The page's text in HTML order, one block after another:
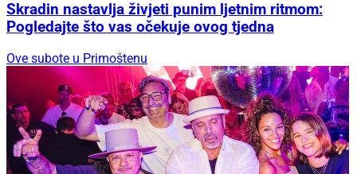
Skradin nastavlja živjeti punim ljetnim ritmom:
Pogledajte što vas očekuje ovog tjedna
Ove subote u Primoštenu